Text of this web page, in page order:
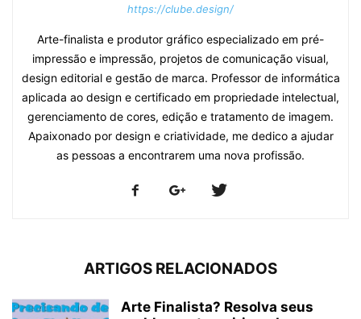
https://clube.design/
Arte-finalista e produtor gráfico especializado em pré-
impressão e impressão, projetos de comunicação visual,
design editorial e gestão de marca. Professor de informática
aplicada ao design e certificado em propriedade intelectual,
gerenciamento de cores, edição e tratamento de imagem.
Apaixonado por design e criatividade, me dedico a ajudar
as pessoas a encontrarem uma nova profissão.
ARTIGOS RELACIONADOS
Arte Finalista? Resolva seus